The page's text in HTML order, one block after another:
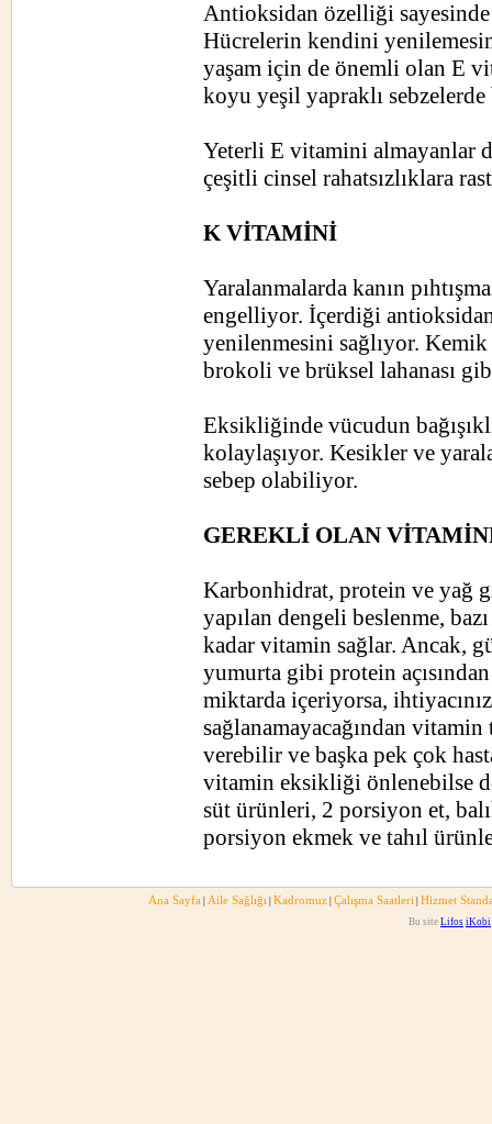
Antioksidan özelliği
Hücrelerin kendini
yaşam için de önemli olan E
koyu yeşil yapraklı
Yeterli E vitamini almayanlar
çeşitli cinsel rahatsızlıklara
K VİTAMİNİ
Yaralanmalarda kanın
engelliyor. İçerdiği
yenilenmesini sağlıyor. Kemik
brokoli ve brüksel lahanası
Eksikliğinde vücudun
kolaylaşıyor. Kesikler ve
sebep olabiliyor.
GEREKLİ OLAN
Karbonhidrat, protein ve yağ
yapılan dengeli beslenme,
kadar vitamin sağlar. Ancak,
yumurta gibi protein
miktarda içeriyorsa,
sağlanamayacağından
verebilir ve başka pek çok
vitamin eksikliği önlenebilse
süt ürünleri, 2 porsiyon et,
porsiyon ekmek ve tahıl
Ana Sayfa| Aile Sağlığı| Kadromuz| Çalışma Saatleri| Hizmet
Bu site Lifos iKobi